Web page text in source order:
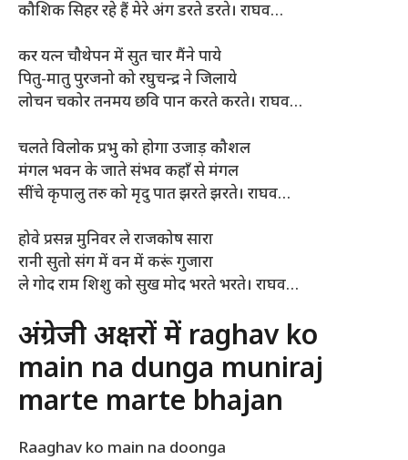
कौशिक सिहर रहे हैं मेरे अंग डरते डरते। राघव…
कर यत्न चौथेपन में सुत चार मैंने पाये
पितु-मातु पुरजनो को रघुचन्द्र ने जिलाये
लोचन चकोर तनमय छवि पान करते करते। राघव…
चलते विलोक प्रभु को होगा उजाड़ कौशल
मंगल भवन के जाते संभव कहाँ से मंगल
सींचे कृपालु तरु को मृदु पात झरते झरते। राघव…
होवे प्रसन्न मुनिवर ले राजकोष सारा
रानी सुतो संग में वन में करूं गुजारा
ले गोद राम शिशु को सुख मोद भरते भरते। राघव…
अंग्रेजी अक्षरों में raghav ko
main na dunga muniraj
marte marte bhajan
Raaghav ko main na doonga